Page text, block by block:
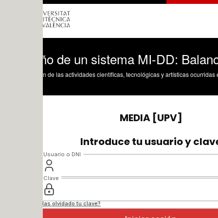
de un sistema MI-DD: Balance de
de las actividades científicas, tecnológicas y artísticas ocurridas en los tres